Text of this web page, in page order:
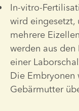
In-vitro-
wird eingesetzt,
mehrere
werden aus
einer
Die Embryonen
Gebärmutter